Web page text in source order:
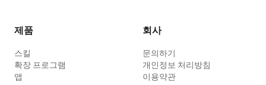
제품
스킬
확장 프로그램
앱
회사
문의하기
개인정보 처리방침
이용약관